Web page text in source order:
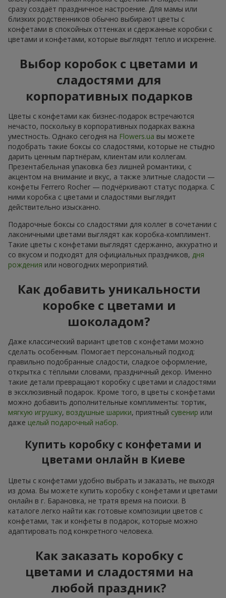
сразу создаёт праздничное настроение. Для мамы или
близких родственников обычно выбирают цветы с
конфетами в спокойных оттенках и сдержанные коробки с
цветами и конфетами, которые выглядят тепло и искренне.
Выбор коробок с цветами и
сладостями для
корпоративных подарков
Цветы с конфетами как бизнес-подарок встречаются
нечасто, поскольку в корпоративных подарках важна
уместность. Однако сегодня на Flowers.ua вы можете
подобрать такие боксы со сладостями, которые не стыдно
дарить ценным партнёрам, клиентам или коллегам.
Презентабельная упаковка без лишней романтики, с
акцентом на внимание и вкус, а также элитные сладости —
конфеты Ferrero Rocher — подчёркивают статус подарка. С
ними коробка с цветами и сладостями выглядит
действительно изысканно.
Подарочные боксы со сладостями для коллег в сочетании с
лаконичными цветами выглядят как коробка-комплимент.
Такие цветы с конфетами выглядят сдержанно, аккуратно и
со вкусом и подходят для официальных праздников, дня
рождения или новогодних мероприятий.
Как добавить уникальности
коробке с цветами и
шоколадом?
Даже классический вариант цветов с конфетами можно
сделать особенным. Помогает персональный подход:
правильно подобранные сладости, сладкое оформление,
открытка с тёплыми словами, праздничный декор. Именно
такие детали превращают коробку с цветами и сладостями
в эксклюзивный подарок. Кроме того, в цветы с конфетами
можно добавить дополнительные комплименты: тортик,
мягкую игрушку, воздушные шарики, приятный сувенир или
даже целый подарочный набор.
Купить коробку с конфетами и
цветами онлайн в Киеве
Цветы с конфетами удобно выбрать и заказать, не выходя
из дома. Вы можете купить коробку с конфетами и цветами
онлайн в г. Барановка, не тратя время на поиски. В
каталоге легко найти как готовые композиции цветов с
конфетами, так и конфеты в подарок, которые можно
адаптировать под конкретного человека.
Как заказать коробку с
цветами и сладостями на
любой праздник?